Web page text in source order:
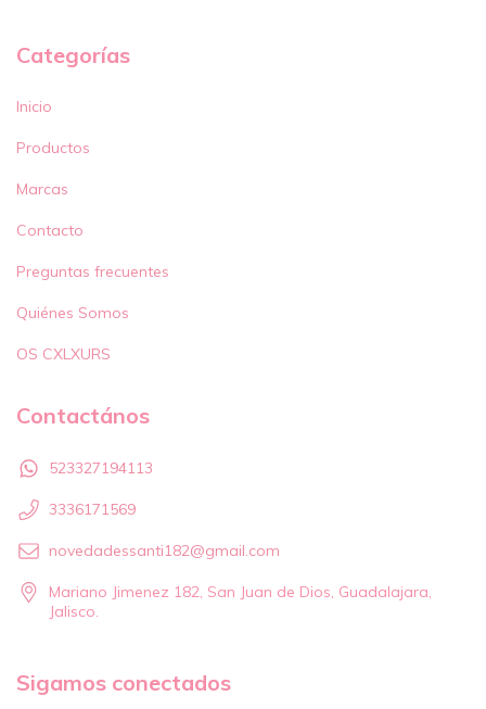
Categorías
Inicio
Productos
Marcas
Contacto
Preguntas frecuentes
Quiénes Somos
OS CXLXURS
Contactános
523327194113
3336171569
novedadessanti182@gmail.com
Mariano Jimenez 182, San Juan de Dios, Guadalajara,
Jalisco.
Sigamos conectados